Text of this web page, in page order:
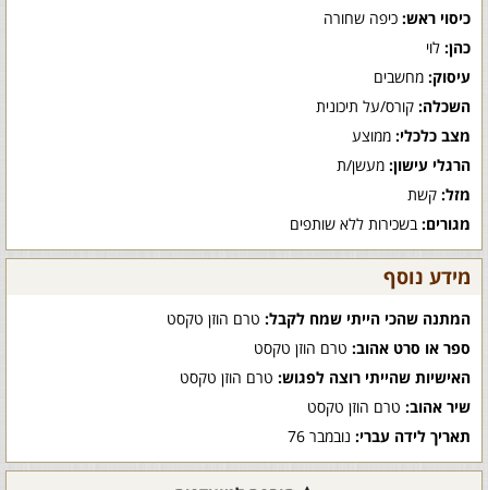
כיסוי ראש: כיפה שחורה
כהן: לוי
עיסוק: מחשבים
השכלה: קורס/על תיכונית
מצב כלכלי: ממוצע
הרגלי עישון: מעשן/ת
מזל: קשת
מגורים: בשכירות ללא שותפים
מידע נוסף
המתנה שהכי הייתי שמח לקבל: טרם הוזן טקסט
ספר או סרט אהוב: טרם הוזן טקסט
האישיות שהייתי רוצה לפגוש: טרם הוזן טקסט
שיר אהוב: טרם הוזן טקסט
תאריך לידה עברי: נובמבר 76